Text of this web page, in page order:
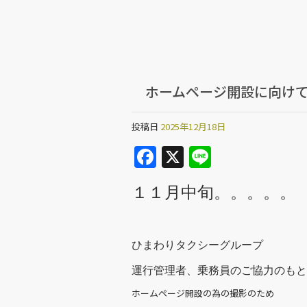
ホームページ開設に向け
投稿日 2025年12月18日
F
a
c
b
o
o
X
n
e
１１月中旬。。。。。
ひまわりタクシーグループ
運行管理者、乗務員のご協力のもと
ホームページ開設の為の撮影のため